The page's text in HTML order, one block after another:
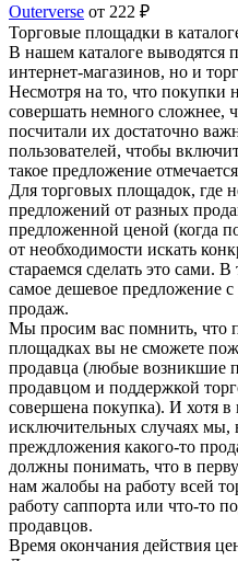
Outerverse от 222 ₽
Торговые площадки в
В нашем каталоге выводятся
интернет-магазинов, но и
Несмотря на то, что покупки
совершать немного сложнее,
посчитали их достаточно
пользователей, чтобы
такое предложение
Для торговых площадок, где
предложений от разных
предложенной ценой (когда
от необходимости искать
стараемся сделать это сами.
самое дешевое предложение
продаж.
Мы просим вас помнить, что
площадках вы не сможете
продавца (любые возникшие
продавцом и поддержкой
совершена покупка). И хотя в
исключительных случаях
преждложения какого-то
должны понимать, что в
нам жалобы на работу всей
работу саппорта или что-то
продавцов.
Время окончания действия